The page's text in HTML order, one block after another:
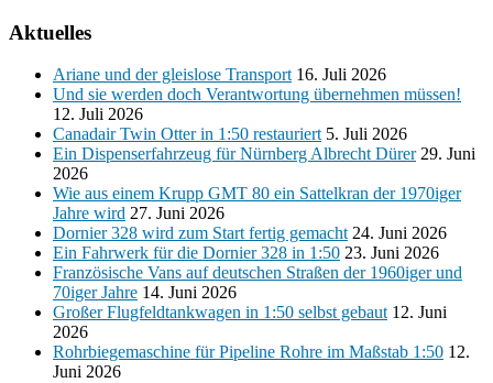
Aktuelles
Ariane und der gleislose Transport 16. Juli 2026
Und sie werden doch Verantwortung übernehmen müssen!
12. Juli 2026
Canadair Twin Otter in 1:50 restauriert 5. Juli 2026
Ein Dispenserfahrzeug für Nürnberg Albrecht Dürer 29. Juni
2026
Wie aus einem Krupp GMT 80 ein Sattelkran der 1970iger
Jahre wird 27. Juni 2026
Dornier 328 wird zum Start fertig gemacht 24. Juni 2026
Ein Fahrwerk für die Dornier 328 in 1:50 23. Juni 2026
Französische Vans auf deutschen Straßen der 1960iger und
70iger Jahre 14. Juni 2026
Großer Flugfeldtankwagen in 1:50 selbst gebaut 12. Juni
2026
Rohrbiegemaschine für Pipeline Rohre im Maßstab 1:50 12.
Juni 2026